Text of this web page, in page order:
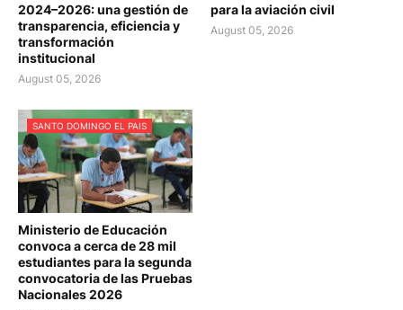
2024–2026: una gestión de
transparencia, eficiencia y
transformación
institucional
August 05, 2026
para la aviación civil
August 05, 2026
SANTO DOMINGO EL PAIS
Ministerio de Educación
convoca a cerca de 28 mil
estudiantes para la segunda
convocatoria de las Pruebas
Nacionales 2026